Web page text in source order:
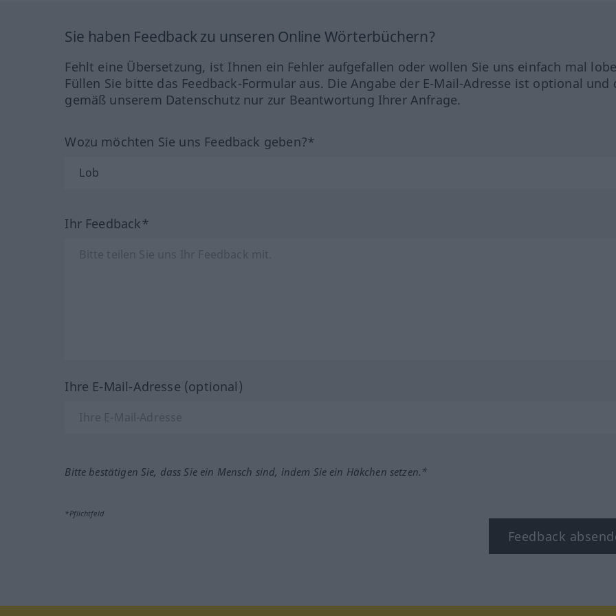
Sie haben Feedback zu unseren Online Wörterbüchern?
Fehlt eine Übersetzung, ist Ihnen ein Fehler aufgefallen oder wollen Sie uns einfach mal
Füllen Sie bitte das Feedback-Formular aus. Die Angabe der E-Mail-Adresse ist optional und
gemäß unserem Datenschutz nur zur Beantwortung Ihrer Anfrage.
Wozu möchten Sie uns Feedback geben?*
Ihr Feedback*
Ihre E-Mail-Adresse (optional)
Bitte bestätigen Sie, dass Sie ein Mensch sind, indem Sie ein Häkchen setzen.*
*Pflichtfeld
Feedback